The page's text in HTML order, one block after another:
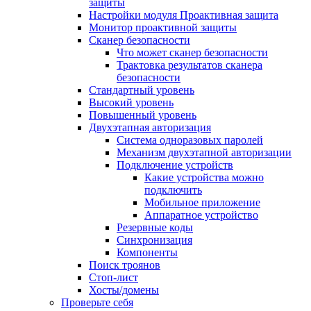
защиты
Настройки модуля Проактивная защита
Монитор проактивной защиты
Сканер безопасности
Что может сканер безопасности
Трактовка результатов сканера
безопасности
Стандартный уровень
Высокий уровень
Повышенный уровень
Двухэтапная авторизация
Система одноразовых паролей
Механизм двухэтапной авторизации
Подключение устройств
Какие устройства можно
подключить
Мобильное приложение
Аппаратное устройство
Резервные коды
Синхронизация
Компоненты
Поиск троянов
Стоп-лист
Хосты/домены
Проверьте себя